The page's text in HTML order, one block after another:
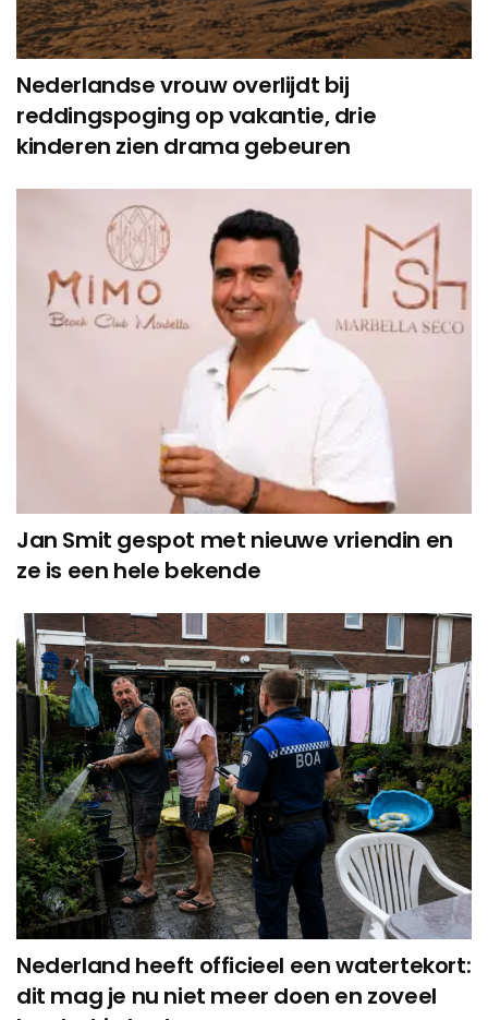
Nederlandse vrouw overlijdt bij
reddingspoging op vakantie, drie
kinderen zien drama gebeuren
Jan Smit gespot met nieuwe vriendin en
ze is een hele bekende
Nederland heeft officieel een watertekort:
dit mag je nu niet meer doen en zoveel